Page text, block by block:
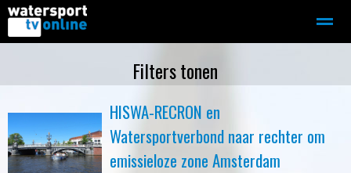
Motorboot-sloep Adverteren
Filters tonen
HISWA-RECRON en
Watersportverbond naar rechter om
emissieloze zone Amsterdam